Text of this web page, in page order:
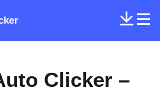
Clicker –